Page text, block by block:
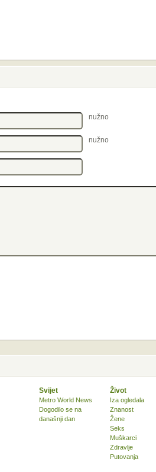
nužno
nužno
Svijet
Metro World News
Dogodilo se na
današnji dan
Život
Iza ogledala
Znanost
Žene
Seks
Muškarci
Zdravlje
Putovanja